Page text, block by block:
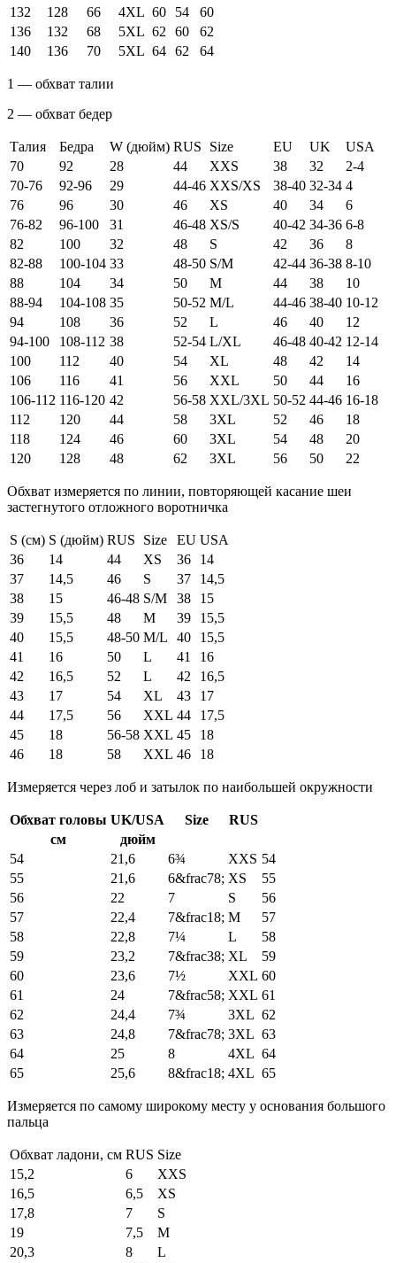
132
128 66 4XL 60 54
60
136
132 68 5XL 62 60
62
140
136 70 5XL 64 62 64
1 — обхват талии
2 — обхват бедер
Талия Бедра W (дюйм) RUS Size EU UK
USA
70
92 28 44 XXS 38 32
2-4
70-76
92-96 29 44-46 XXS/XS 38-40 32-34 4
76
96 30 46 XS 40 34
6
76-82
96-100 31 46-48 XS/S 40-42 34-36 6-8
82
100 32 48 S 42 36
8
82-88
100-104 33 48-50 S/M 42-44 36-38 8-10
88
104 34 50 M 44 38
10
88-94
104-108 35 50-52 M/L 44-46 38-40 10-12
94
108 36 52 L 46 40
12
94-100
108-112 38 52-54 L/XL 46-48 40-42 12-14
100
112 40 54 XL 48 42
14
106
116 41 56 XXL 50 44
16
106-112 116-120 42 56-58 XXL/3XL 50-52 44-46 16-18
112
120 44 58 3XL 52 46
18
118
124 46 60 3XL 54 48
20
120
128 48 62 3XL 56 50 22
Обхват измеряется по линии, повторяющей касание шеи
застегнутого отложного воротничка
S (см) S (дюйм) RUS Size EU USA
36
14 44 XS 36
14
37
14,5 46 S 37
14,5
38
15 46-48 S/M 38
15
39
15,5 48 M 39
15,5
40
15,5 48-50 M/L 40
15,5
41
16 50 L 41
16
42
16,5 52 L 42
16,5
43
17 54 XL 43
17
44
17,5 56 XXL 44
17,5
45
18 56-58 XXL 45
18
46
18 58 XXL 46 18
Измеряется через лоб и затылок по наибольшей окружности
Обхват головы UK/USA Size
RUS
см
дюйм
54
21,6 6¾ XXS 54
55
21,6 6&frac78; XS
55
56
22 7 S
56
57
22,4 7&frac18; M
57
58
22,8 7¼ L
58
59
23,2 7&frac38; XL
59
60
23,6 7½ XXL 60
61
24 7&frac58; XXL 61
62
24,4 7¾ 3XL 62
63
24,8 7&frac78; 3XL 63
64
25 8 4XL 64
65
25,6 8&frac18; 4XL 65
Измеряется по самому широкому месту у основания большого
пальца
Обхват ладони, см RUS Size
15,2
6
XXS
16,5
6,5
XS
17,8
7
S
19
7,5
M
20,3
8
L